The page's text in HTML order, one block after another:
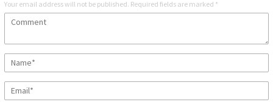
Your email address will not be published. Required fields are marked *